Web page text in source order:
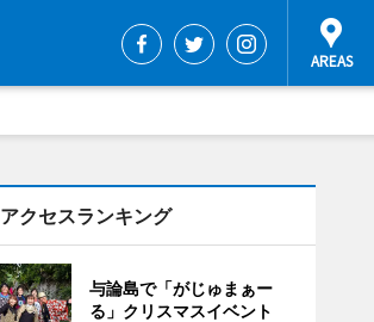
アクセスランキング
与論島で「がじゅまぁー
る」クリスマスイベント